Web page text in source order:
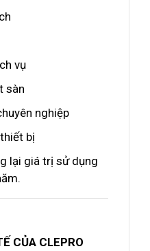
vụ
sàn
nghiệp
bị
lại giá trị sử dụng
CỦA CLEPRO